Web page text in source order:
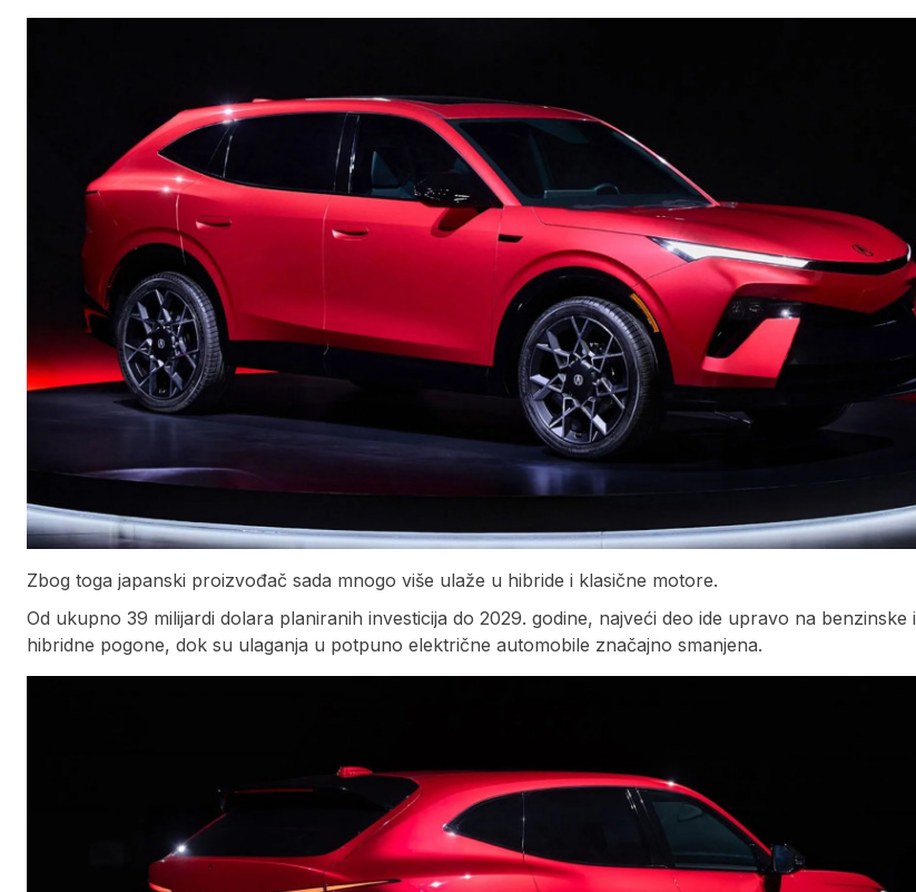
Zbog toga japanski proizvođač sada mnogo više ulaže u hibride i klasične motore.
Od ukupno 39 milijardi dolara planiranih investicija do 2029. godine, najveći deo ide upravo na benzinske i
hibridne pogone, dok su ulaganja u potpuno električne automobile značajno smanjena.